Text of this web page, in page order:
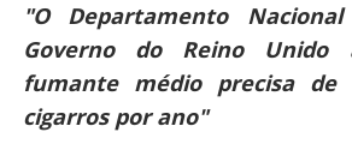
"O Departamento
Governo do Reino
fumante médio precisa de
cigarros por ano"